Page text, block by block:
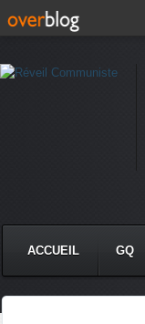
ACCUEIL GQ